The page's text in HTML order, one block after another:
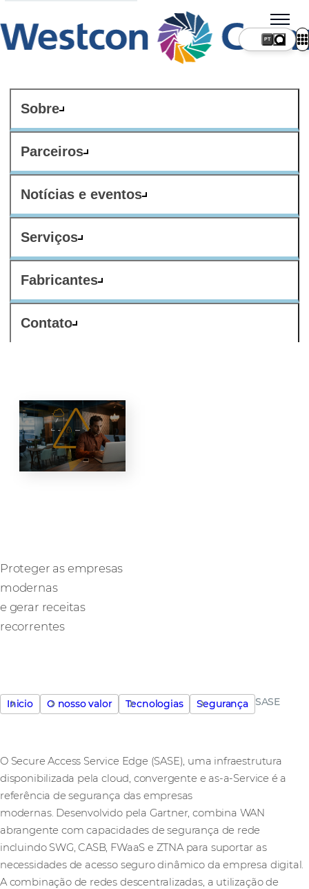
Sobre
Parceiros
Notícias e eventos
Serviços
Fabricantes
Contato
PT
Proteger as empresas
modernas
e gerar receitas
recorrentes
Inicio O nosso valor Tecnologias Segurança SASE
O Secure Access Service Edge (SASE), uma infraestrutura
disponibilizada pela cloud, convergente e as-a-Service é a
referência de segurança das empresas
modernas. Desenvolvido pela Gartner, combina WAN
abrangente com capacidades de segurança de rede
incluindo SWG, CASB, FWaaS e ZTNA para suportar as
necessidades de acesso seguro dinâmico da empresa digital.
A combinação de redes descentralizadas, a utilização de